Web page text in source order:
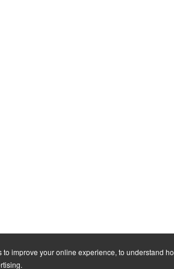
to improve your online experience, to understand